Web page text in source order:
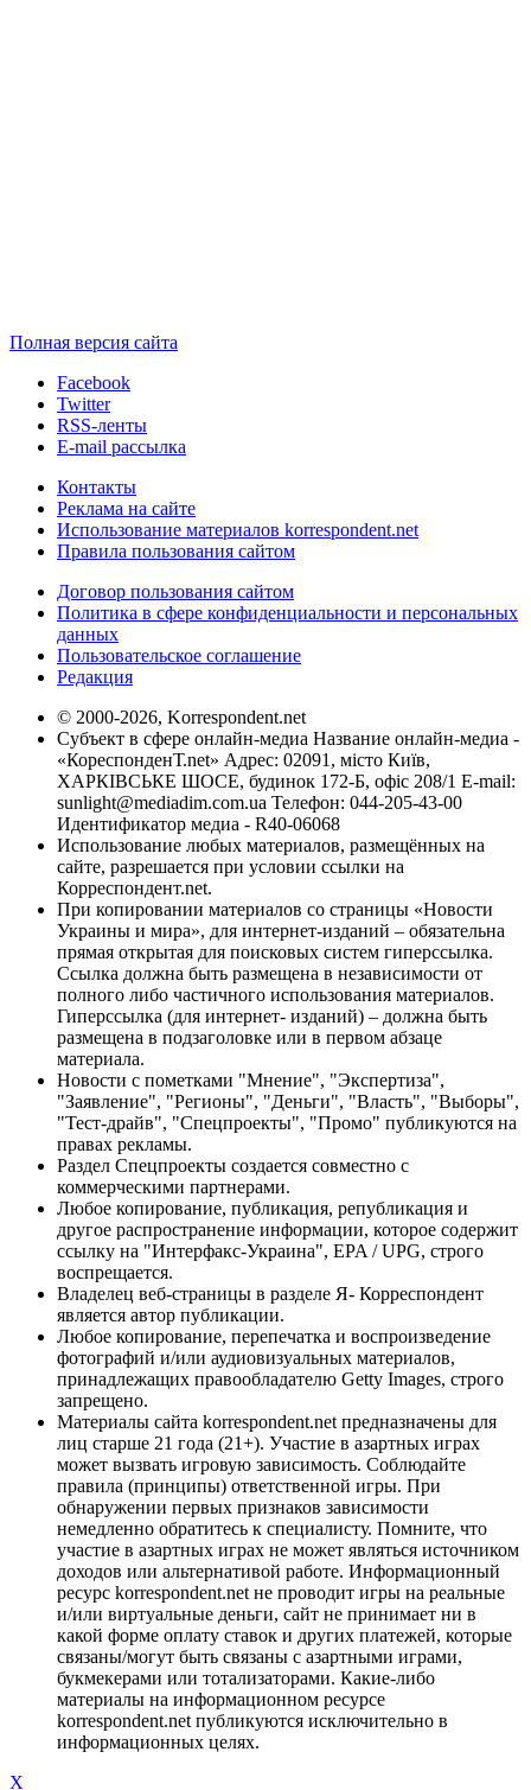
Полная версия сайта
Facebook
Twitter
RSS-ленты
E-mail рассылка
Контакты
Реклама на сайте
Использование материалов korrespondent.net
Правила пользования сайтом
Договор пользования сайтом
Политика в сфере конфиденциальности и персональных
данных
Пользовательское соглашение
Редакция
© 2000-2026, Korrespondent.net
Субъект в сфере онлайн-медиа Название онлайн-медиа -
«КореспонденТ.net» Адрес: 02091, місто Київ,
ХАРКІВСЬКЕ ШОСЕ, будинок 172-Б, офіс 208/1 E-mail:
sunlight@mediadim.com.ua Телефон: 044-205-43-00
Идентификатор медиа - R40-06068
Использование любых материалов, размещённых на
сайте, разрешается при условии ссылки на
Корреспондент.net.
При копировании материалов со страницы «Новости
Украины и мира», для интернет-изданий – обязательна
прямая открытая для поисковых систем гиперссылка.
Ссылка должна быть размещена в независимости от
полного либо частичного использования материалов.
Гиперссылка (для интернет- изданий) – должна быть
размещена в подзаголовке или в первом абзаце
материала.
Новости с пометками "Мнение", "Экспертиза",
"Заявление", "Регионы", "Деньги", "Власть", "Выборы",
"Тест-драйв", "Спецпроекты", "Промо" публикуются на
правах рекламы.
Раздел Спецпроекты создается совместно с
коммерческими партнерами.
Любое копирование, публикация, републикация и
другое распространение информации, которое содержит
ссылку на "Интерфакс-Украина", EPA / UPG, строго
воспрещается.
Владелец веб-страницы в разделе Я- Корреспондент
является автор публикации.
Любое копирование, перепечатка и воспроизведение
фотографий и/или аудиовизуальных материалов,
принадлежащих правообладателю Getty Images, строго
запрещено.
Материалы сайта korrespondent.net предназначены для
лиц старше 21 года (21+). Участие в азартных играх
может вызвать игровую зависимость. Соблюдайте
правила (принципы) ответственной игры. При
обнаружении первых признаков зависимости
немедленно обратитесь к специалисту. Помните, что
участие в азартных играх не может являться источником
доходов или альтернативой работе. Информационный
ресурс korrespondent.net не проводит игры на реальные
и/или виртуальные деньги, сайт не принимает ни в
какой форме оплату ставок и других платежей, которые
связаны/могут быть связаны с азартными играми,
букмекерами или тотализаторами. Какие-либо
материалы на информационном ресурсе
korrespondent.net публикуются исключительно в
информационных целях.
X